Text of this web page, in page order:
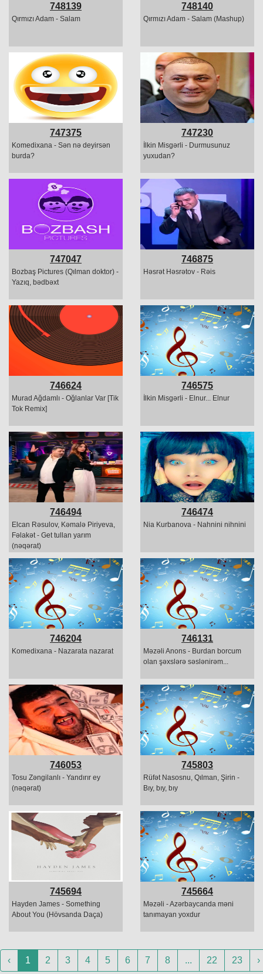
748139
Qırmızı Adam - Salam
748140
Qırmızı Adam - Salam (Mashup)
747375
Komedixana - Sən nə deyirsən
burda?
747230
İlkin Misgərli - Durmusunuz
yuxudan?
747047
Bozbaş Pictures (Qılman doktor) -
Yazıq, bədbəxt
746875
Həsrət Həsrətov - Rəis
746624
Murad Ağdamlı - Oğlanlar Var [Tik
Tok Remix]
746575
İlkin Misgərli - Elnur... Elnur
746494
Elcan Rəsulov, Kəmalə Piriyeva,
Fəlakət - Get tullan yarım
(nəqərat)
746474
Nia Kurbanova - Nahnini nihnini
746204
Komedixana - Nazarata nazarat
746131
Məzəli Anons - Burdan borcum
olan şəxslərə səslənirəm...
746053
Tosu Zəngilanlı - Yandırır ey
(nəqərat)
745803
Rüfət Nasosnu, Qılman, Şirin -
Bıy, bıy, bıy
745694
Hayden James - Something
About You (Hövsanda Daça)
745664
Məzəli - Azərbaycanda məni
tanımayan yoxdur
‹ 1 2 3 4 5 6 7 8 ... 22 23 ›